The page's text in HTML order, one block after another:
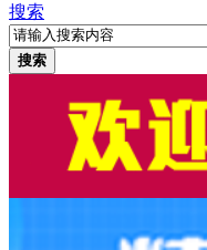
搜索
搜索